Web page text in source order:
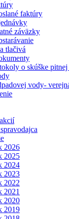
faktúry
záväzky
tlačivá
o skúške
vody-
2026
2025
2024
2023
2022
2021
2020
2019